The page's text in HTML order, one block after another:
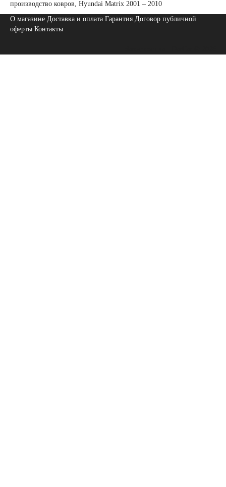
производство ковров Hyundai Matrix 2001 – 2010
О магазине Доставка и оплата Гарантия Договор публичной
оферты Контакты